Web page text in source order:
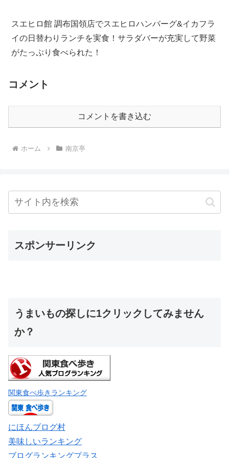
スエヒロ館 調布国領店でスエヒロハンバーグ&イカフラ
イの日替わりランチを実食！サラダバーが充実して野菜
がたっぷり食べられた！
コメント
コメントを書き込む
ホーム 南京亭
スポンサーリンク
うまいもの探しに1クリックしてみません
か？
関東食べ歩きランキング
にほんブログ村
美味しいランキング
ブログランキングプラス